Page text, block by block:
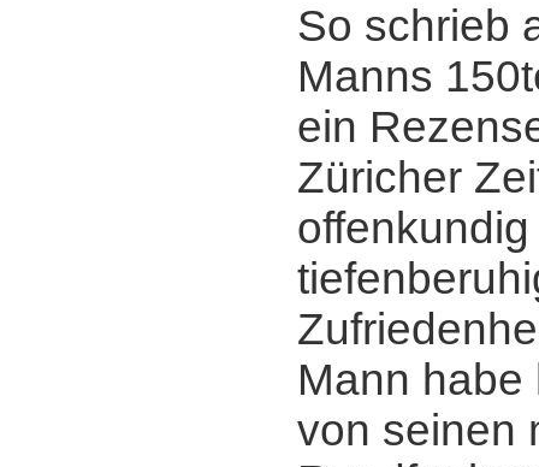
So schrieb
Manns
ein
Züricher
Mann
von seinen